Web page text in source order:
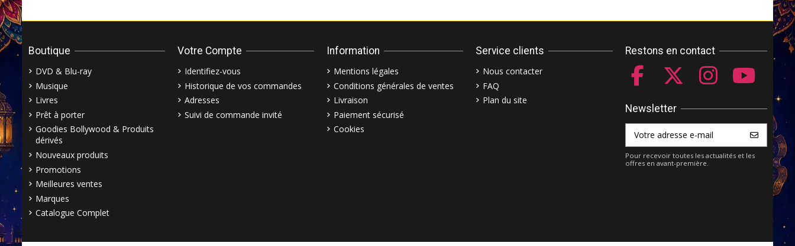
Boutique
DVD & Blu-ray
Musique
Livres
Prêt à porter
Goodies Bollywood & Produits
dérivés
Nouveaux produits
Promotions
Meilleures ventes
Marques
Catalogue Complet
Votre Compte
Identifiez-vous
Historique de vos commandes
Adresses
Suivi de commande invité
Information
Mentions légales
Conditions générales de ventes
Livraison
Paiement sécurisé
Cookies
Service clients
Nous contacter
FAQ
Plan du site
Restons en contact
Newsletter
Pour recevoir toutes les actualités et les
offres en avant-première.